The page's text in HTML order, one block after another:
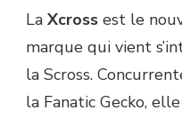
La Xcross est le
marque qui vient
la Scross.
la Fanatic Gecko,